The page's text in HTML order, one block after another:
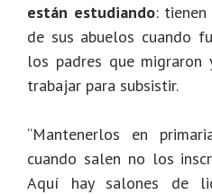
están estudiando: tienen
de sus abuelos cuando
los padres que
trabajar para subsistir.
“Mantenerlos en
cuando salen no los
Aquí hay salones de